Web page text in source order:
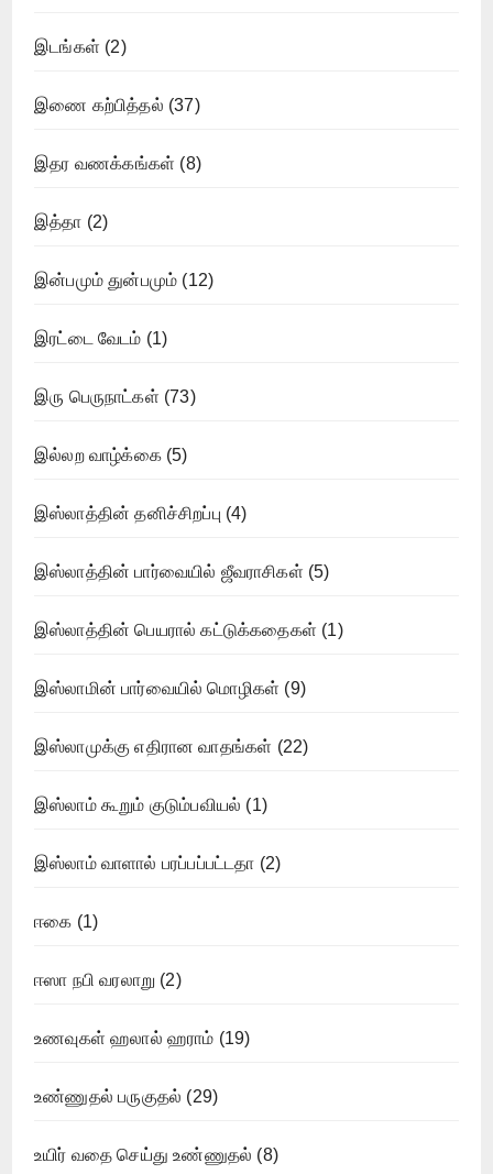
இடங்கள் (2)
இணை கற்பித்தல் (37)
இதர வணக்கங்கள் (8)
இத்தா (2)
இன்பமும் துன்பமும் (12)
இரட்டை வேடம் (1)
இரு பெருநாட்கள் (73)
இல்லற வாழ்க்கை(5)
இஸ்லாத்தின் தனிச்சிறப்பு (4)
இஸ்லாத்தின் பார்வையில் ஜீவராசிகள் (5)
இஸ்லாத்தின் பெயரால் கட்டுக்கதைகள் (1)
இஸ்லாமின் பார்வையில் மொழிகள் (9)
இஸ்லாமுக்கு எதிரான வாதங்கள் (22)
இஸ்லாம் கூறும் குடும்பவியல் (1)
இஸ்லாம் வாளால் பரப்பப்பட்டதா (2)
ஈகை (1)
ஈஸா நபி வரலாறு (2)
உணவுகள் ஹலால் ஹராம் (19)
உண்ணுதல் பருகுதல் (29)
உயிர் வதை செய்து உண்ணுதல் (8)